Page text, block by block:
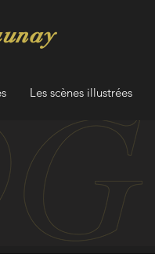
Les scènes illustrées